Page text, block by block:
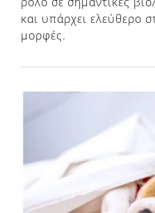
και υπάρχει ελεύθερο
μορφές.